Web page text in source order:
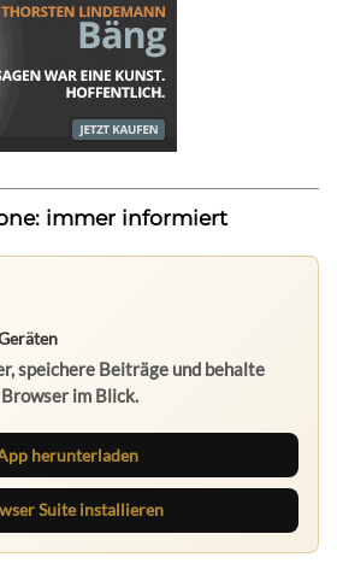
immer informiert
speichere Beiträge und behalte
im Blick.
herunterladen
Suite installieren